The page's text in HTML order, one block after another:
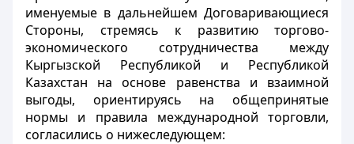
именуемые в дальнейшем Договаривающиеся
Стороны, стремясь к развитию торгово-
экономического сотрудничества между
Кыргызской Республикой и Республикой
Казахстан на основе равенства и взаимной
выгоды, ориентируясь на общепринятые
нормы и правила международной торговли,
согласились о нижеследующем: